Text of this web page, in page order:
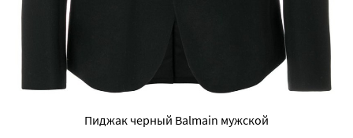
Пиджак черный Balmain мужской